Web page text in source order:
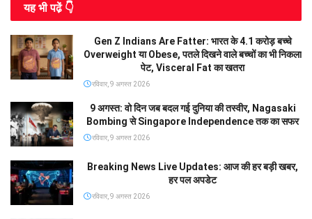
यह भी पढे़ं 👇
Gen Z Indians Are Fatter: भारत के 4.1 करोड़ बच्चे
Overweight या Obese, पतले दिखने वाले बच्चों का भी निकला
पेट, Visceral Fat का खतरा
रविवार, 9 अगस्त 2026
9 अगस्त: वो दिन जब बदल गई दुनिया की तस्वीर, Nagasaki
Bombing से Singapore Independence तक का सफर
रविवार, 9 अगस्त 2026
Breaking News Live Updates: आज की हर बड़ी खबर,
हर पल अपडेट
रविवार, 9 अगस्त 2026